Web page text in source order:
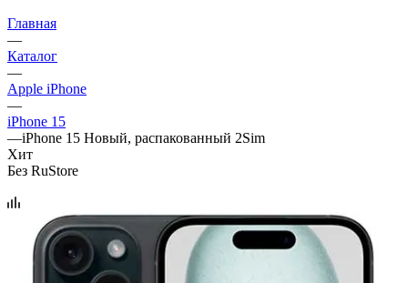
Главная
—
Каталог
—
Apple iPhone
—
iPhone 15
—iPhone 15 Новый, распакованный 2Sim
Хит
Без RuStore